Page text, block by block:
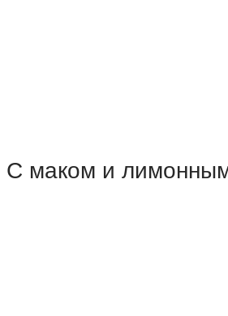
С маком и